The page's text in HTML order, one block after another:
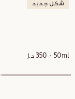
شكل جديد
50ml 350 د.إ